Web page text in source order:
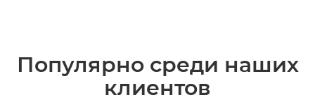
Популярно среди наших
клиентов